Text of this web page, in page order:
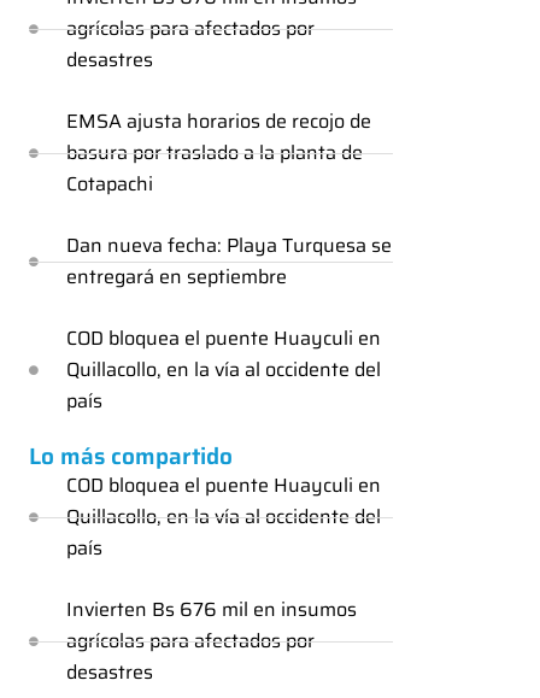
agrícolas para afectados por
desastres
EMSA ajusta horarios de recojo de
basura por traslado a la planta de
Cotapachi
Dan nueva fecha: Playa Turquesa se
entregará en septiembre
COD bloquea el puente Huayculi en
Quillacollo, en la vía al occidente del
país
Lo más compartido
COD bloquea el puente Huayculi en
Quillacollo, en la vía al occidente del
país
Invierten Bs 676 mil en insumos
agrícolas para afectados por
desastres